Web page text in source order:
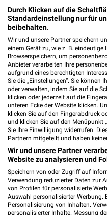
320,72 km •
Fressnapf
Stoppstraße 34
30890
Heute 09:00 -
266,09 km •
Fressnapf
Heute 09:00 -
312,12 km •
Fressnapf
Durch Klicken auf die
Standardeinstellung nur für
beibehalten.
Wir und unsere Partner speichern
einem Gerät zu, wie z. B. eindeutige
Browserspeichern, um
Anbieter verarbeiten Ihre
aufgrund eines berechtigten
Sie die „Einstellungen“. Sie können
oder verwalten, indem Sie auf die
klicken oder jederzeit auf die
unteren Ecke der Website klicken.
klicken Sie auf den Fingerabdruck
und klicken Sie auf den Menüpunkt
Sie Ihre Einwilligung widerrufen.
Partnern mitgeteilt und haben
Wir und unsere Partner
Website zu analysieren und
Speichern von oder Zugriff auf
Verwendung reduzierter Daten zur
von Profilen für personalisierte
Auswahl personalisierter Werbung.
Personalisierung von Inhalten.
personalisierter Inhalte. Messung